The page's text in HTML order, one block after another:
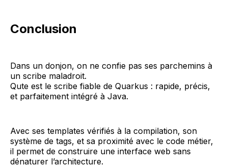
Conclusion
Dans un donjon, on ne confie pas ses parchemins à
un scribe maladroit.
Qute est le scribe fiable de Quarkus : rapide, précis,
et parfaitement intégré à Java.
Avec ses templates vérifiés à la compilation, son
système de tags, et sa proximité avec le code métier,
il permet de construire une interface web sans
dénaturer l’architecture.